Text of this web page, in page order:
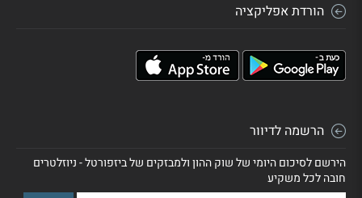
הורדת אפליקציה
הרשמה לדיוור
הירשם לסיכום היומי של שוק ההון ולמבזקים של ביזפורטל - ניוזלטרים
חובה לכל משקיע